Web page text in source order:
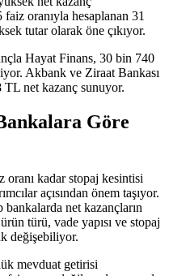
oranıyla hesaplanan 31
tutar olarak öne çıkıyor.
Hayat Finans, 30 bin 740
Akbank ve Ziraat Bankası
TL net kazanç sunuyor.
Göre
oranı kadar stopaj kesintisi
açısından önem taşıyor.
bankalarda net kazançların
türü, vade yapısı ve stopaj
değişebiliyor.
mevduat getirisi